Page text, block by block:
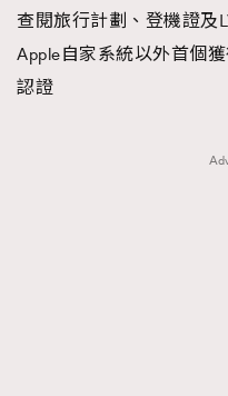
查閱旅行計劃、登機證及
Apple自家系統以外首個獲
認證